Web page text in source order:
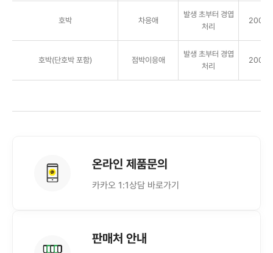
호박 차응애
발생 초부터 경엽
처리
2000
호박(단호박 포함) 점박이응애
발생 초부터 경엽
처리
2000
온라인 제품문의
카카오 1:1상담 바로가기
판매처 안내